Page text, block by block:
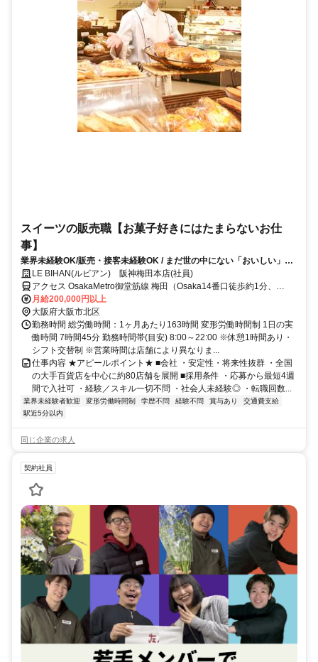
スイーツの販売職【お菓子好きにはたまらないお仕
事】
業界未経験OK/販売・接客未経験OK / まだ世の中にない「おいしい」
を、一緒につくりませんか？
LE BIHAN(ルビアン) 阪神梅田本店(社員)
アクセス OsakaMetro御堂筋線 梅田（Osaka14番口徒歩約1分、
OsakaMetro谷町線 東梅田3番口徒歩約2分、阪神本線 大阪梅田（阪神
線）東出口徒歩約2分 各線梅田駅・大阪駅すぐ
月給200,000円以上
大阪府大阪市北区
勤務時間 総労働時間：1ヶ月あたり163時間 変形労働時間制 1日の実
働時間 7時間45分 勤務時間帯(目安) 8:00～22:00 ※休憩1時間あり・
シフト交替制 ※営業時間は店舗により異なりま...
仕事内容 ★アピールポイント★ ■会社 ・安定性・将来性抜群 ・全国
の大手百貨店を中心に約80店舗を展開 ■採用条件 ・応募から最短4週
間で入社可 ・経験／スキル一切不問 ・社会人未経験◎ ・転職回数...
業界未経験者歓迎 変形労働時間制 学歴不問 経験不問 賞与あり
交通費支給
駅近5分以内
同じ企業の求人
契約社員